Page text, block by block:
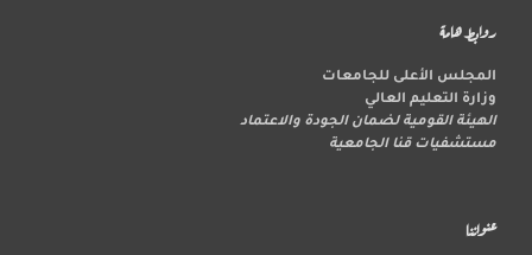
روابط هامة
المجلس الأعلى للجامعات
وزارة التعليم العالي
الهيئة القومية لضمان الجودة والاعتماد
مستشفيات قنا الجامعية
عنواننا